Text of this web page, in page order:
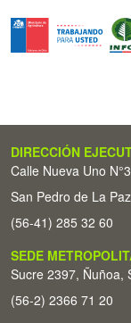
DIRECCIÓN
Calle Nueva Uno
San Pedro de La
(56-41) 285 32 60
SEDE
Sucre 2397, Ñuñoa,
(56-2) 2366 71 20